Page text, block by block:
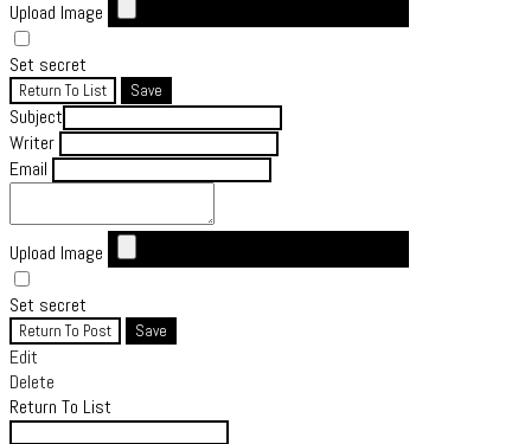
Upload Image
Set secret
Return To List Save
Subject
Writer
Email
Upload Image
Set secret
Return To Post Save
Edit
Delete
Return To List